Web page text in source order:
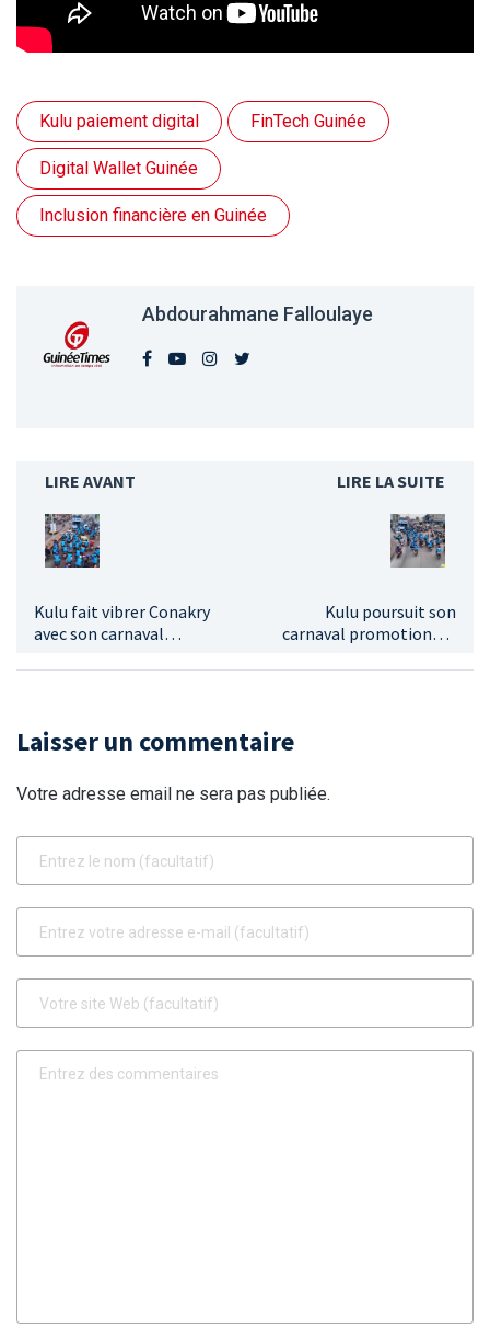
Kulu paiement digital FinTech Guinée
Digital Wallet Guinée
Inclusion financière en Guinée
Abdourahmane Falloulaye
LIRE AVANT
Kulu fait vibrer Conakry
avec son carnaval
LIRE LA SUITE
Kulu poursuit son
carnaval promotionnel
journée riche en
Laisser un commentaire
Votre adresse email ne sera pas publiée.